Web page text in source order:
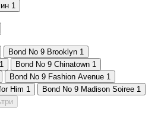
1
Bond No 9 Brooklyn 1
1 Bond No 9 Chinatown 1
Bond No 9 Fashion Avenue 1
Him 1 Bond No 9 Madison Soiree 1